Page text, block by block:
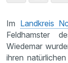
Im Landkreis
Feldhamster
Wiedemar
ihren